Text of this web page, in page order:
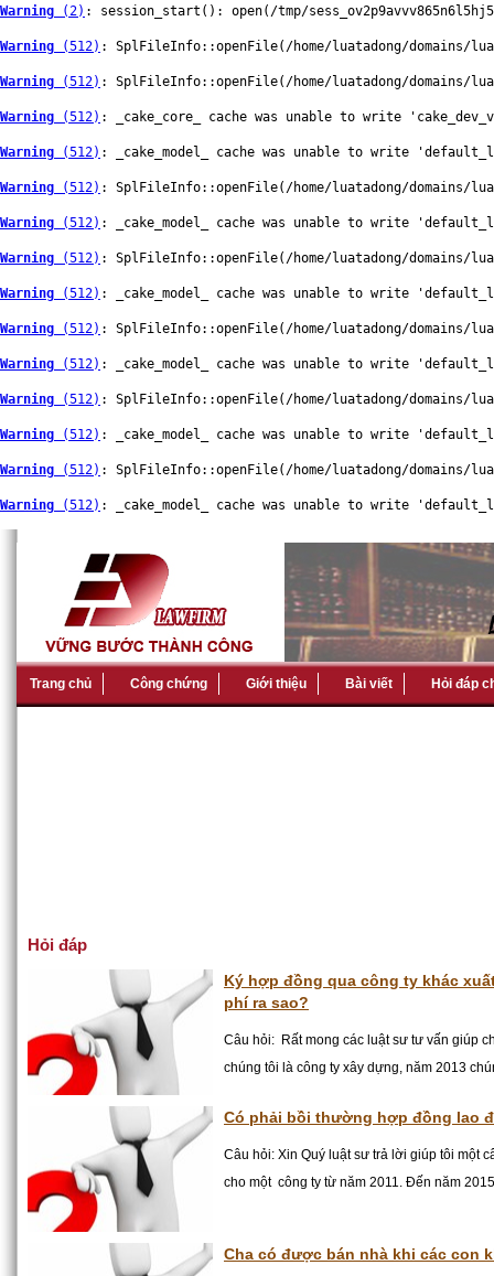
Warning (2) : session_start(): open(/tmp/
Warning (512) : SplFileInfo::openFile(/home/luatadong/domains/
Warning (512) : SplFileInfo::openFile(/home/luatadong/domains/
Warning (512) : _cake_core_ cache was unable to write
Warning (512) : _cake_model_ cache was unable to write
Warning (512) : SplFileInfo::openFile(/home/luatadong/domains/
Warning (512) : _cake_model_ cache was unable to write
Warning (512) : SplFileInfo::openFile(/home/luatadong/domains/
Warning (512) : _cake_model_ cache was unable to write
Warning (512) : SplFileInfo::openFile(/home/luatadong/domains/
Warning (512) : _cake_model_ cache was unable to write
Warning (512) : SplFileInfo::openFile(/home/luatadong/domains/
Warning (512) : _cake_model_ cache was unable to write
Warning (512) : SplFileInfo::openFile(/home/luatadong/domains/
Warning (512) : _cake_model_ cache was unable to write
Trang chủ Công chứng Giới thiệu Bài viết Hỏi đáp
Hỏi đáp
Ký hợp đồng qua công ty khác
phí ra sao?
Câu hỏi: Rất mong các luật sư tư vấn giúp
chúng tôi là công ty xây dựng, năm 2013
Có phải bồi thường hợp đồng lao
Câu hỏi: Xin Quý luật sư trả lời giúp tôi một
cho một công ty từ năm 2011. Đến năm
Cha có được bán nhà khi các con